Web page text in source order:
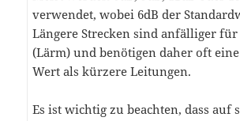
verwendet, wobei 6dB der
Längere Strecken sind anfälliger für
(Lärm) und benötigen daher oft
Wert als kürzere Leitungen.
Es ist wichtig zu beachten, dass auf